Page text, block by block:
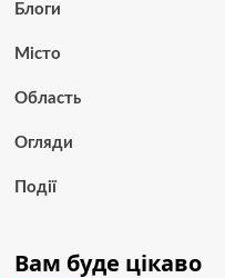
Блоги
Місто
Область
Огляди
Події
Вам буде цікаво